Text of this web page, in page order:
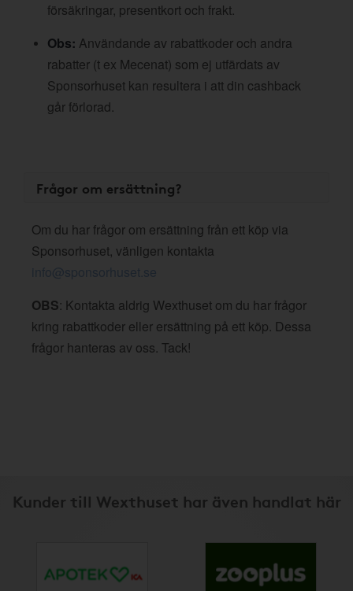
försäkringar, presentkort och frakt.
Obs: Användande av rabattkoder och andra
rabatter (t ex Mecenat) som ej utfärdats av
Sponsorhuset kan resultera i att din cashback
går förlorad.
Frågor om ersättning?
Om du har frågor om ersättning från ett köp via
Sponsorhuset, vänligen kontakta
info@sponsorhuset.se
OBS: Kontakta aldrig Wexthuset om du har frågor
kring rabattkoder eller ersättning på ett köp. Dessa
frågor hanteras av oss. Tack!
Kunder till Wexthuset har även handlat här